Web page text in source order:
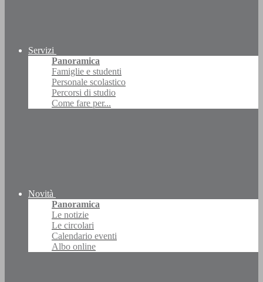
Servizi
Panoramica
Famiglie e studenti
Personale scolastico
Percorsi di studio
Come fare per...
Novità
Panoramica
Le notizie
Le circolari
Calendario eventi
Albo online